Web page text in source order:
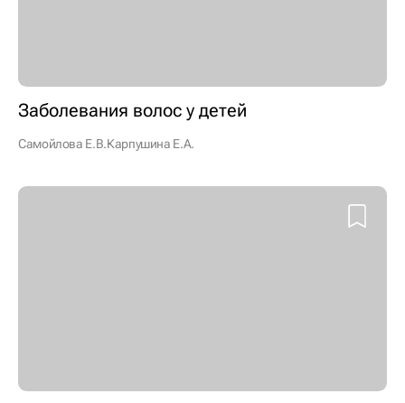
Заболевания волос у детей
Самойлова Е.В.Карпушина Е.А.